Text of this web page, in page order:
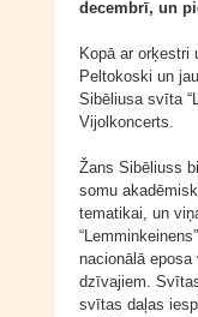
decembrī, un
Kopā ar
Peltokoski un
Sibēliusa svīta
Vijolkoncerts.
Žans Sibēliuss
somu
tematikai, un
nacionālā
dzīvajiem.
svītas daļas